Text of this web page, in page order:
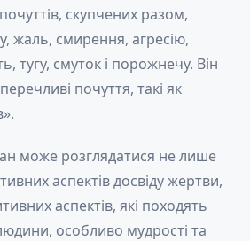
скупчених разом,
жаль, смирення, агресію,
тугу, смуток і порожнечу. Він
почуття, такі як
може розглядатися не лише
аспектів досвіду жертви,
аспектів, які походять
людини, особливо мудрості та